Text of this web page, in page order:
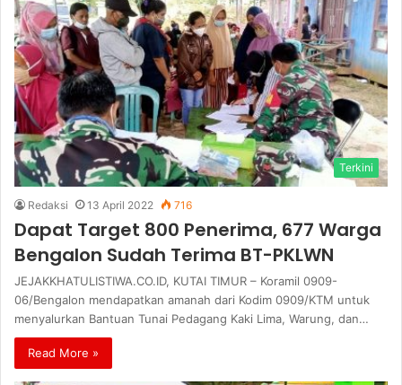
Terkini
Redaksi 13 April 2022 716
Dapat Target 800 Penerima, 677 Warga
Bengalon Sudah Terima BT-PKLWN
JEJAKKHATULISTIWA.CO.ID, KUTAI TIMUR – Koramil 0909-
06/Bengalon mendapatkan amanah dari Kodim 0909/KTM untuk
menyalurkan Bantuan Tunai Pedagang Kaki Lima, Warung, dan…
Read More »